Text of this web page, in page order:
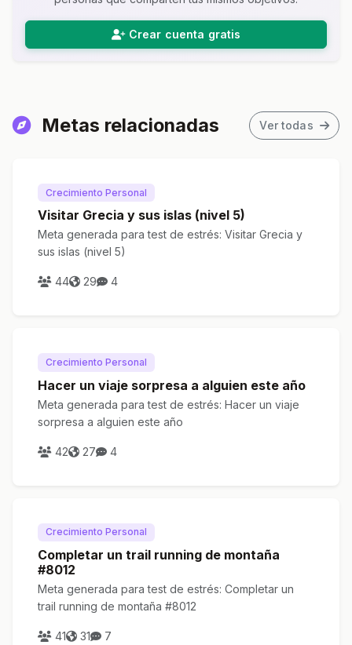
Crear cuenta gratis
Metas relacionadas Ver todas
Crecimiento Personal
Visitar Grecia y sus islas (nivel 5)
Meta generada para test de estrés: Visitar Grecia y
sus islas (nivel 5)
44 29 4
Crecimiento Personal
Hacer un viaje sorpresa a alguien este año
Meta generada para test de estrés: Hacer un viaje
sorpresa a alguien este año
42 27 4
Crecimiento Personal
Completar un trail running de montaña
#8012
Meta generada para test de estrés: Completar un
trail running de montaña #8012
41 31 7